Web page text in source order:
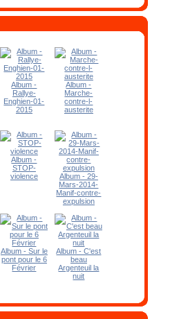
Album -
Rallye-
Enghien-01-
2015
Album -
Marche-
contre-l-
austerite
Album -
STOP-
violence
Album - 29-
Mars-2014-
Manif-contre-
expulsion
Album - Sur le
pont pour le 6
Février
Album - C'est
beau
Argenteuil la
nuit